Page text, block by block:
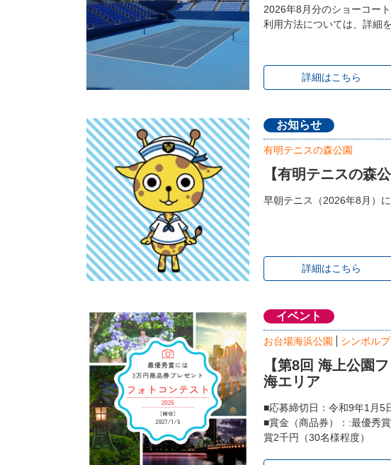
2026年8月分のショーコー
利用方法については、詳細
詳細はこちら
お知らせ
有明テニスの森公園
【有明テニスの
早朝テニス（2026年8月）
詳細はこちら
イベント
お台場海浜公園 シンボル
【第8回 海上公園
海エリア
■応募締切日：令和9年1月5
■賞金（商品券）：:最優秀
賞2千円（30名様程度）